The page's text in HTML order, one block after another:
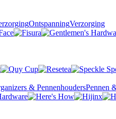
OntspanningVerzorging
& PennenhoudersPennen